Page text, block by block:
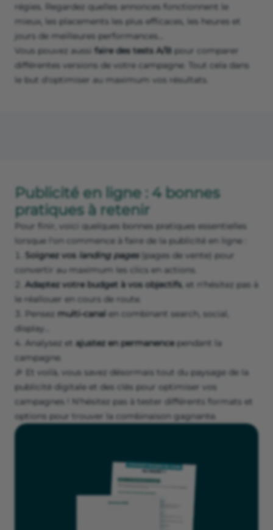
régies. Regardez quelles annonces fonctionnent le
mieux, les placements les plus efficaces, les heures et
jours de meilleures performances...
Vous pouvez aussi faire des tests A/B pour comparer
différentes versions de votre campagne. Tout cela dans
le but d'optimiser au maximum vos résultats.
Publicité en ligne : 4 bonnes
pratiques à retenir
Pour finir, voici quelques bonnes pratiques essentielles
lorsque l'on commence à faire de la publicité en ligne :
Soignez vos landing pages(pages de vente) pour
convertir au maximum les clics en actions.
Adaptez votre budget à vos objectifs, et n'hésitez pas à
le réallouer en cours de route.
Pensez multi-canal en combinant search, social,
display...
Analysez et ajustez en permanencependant la
campagne.
🎉 Et voilà, vous savez désormais tout du paysage de la
publicité digitale et des clés pour optimiser vos
campagnes ! N'hésitez pas à tester différents formats et
options pour trouver la combinaison gagnante.